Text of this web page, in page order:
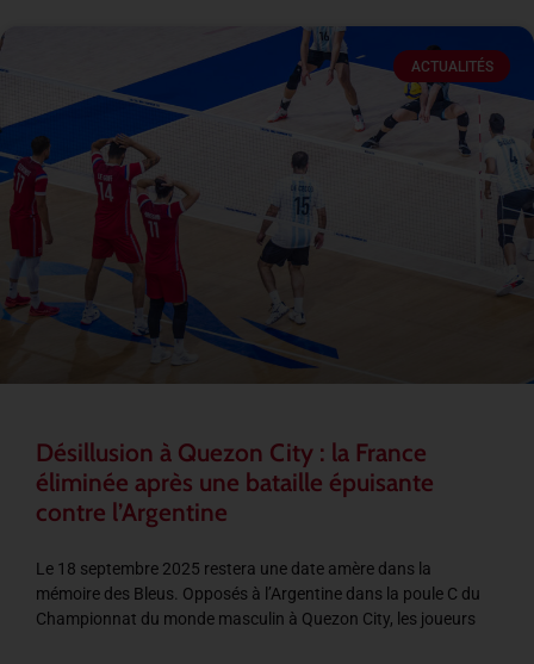
ACTUALITÉS
Désillusion à Quezon City : la France
éliminée après une bataille épuisante
contre l’Argentine
Le 18 septembre 2025 restera une date amère dans la
mémoire des Bleus. Opposés à l’Argentine dans la poule C du
Championnat du monde masculin à Quezon City, les joueurs